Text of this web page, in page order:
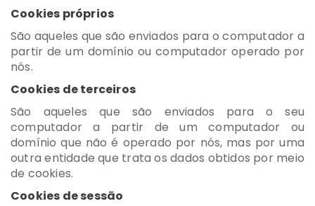
Cookies próprios
São aqueles que são enviados para o computador a
partir de um domínio ou computador operado por
nós.
Cookies de terceiros
São aqueles que são enviados para o seu
computador a partir de um computador ou
domínio que não é operado por nós, mas por uma
outra entidade que trata os dados obtidos por meio
de cookies.
Cookies de sessão